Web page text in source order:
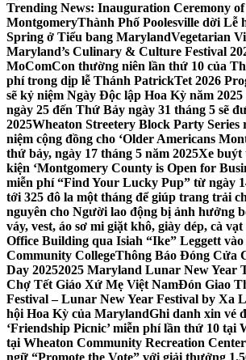
Trending News: Inauguration Ceremony
MontgomeryThành Phố Poolesville dời Lễ
Spring ở Tiểu bang MarylandVegetarian
Maryland’s Culinary & Culture Festival
MoComCon thường niên lần thứ 10 của
phí trong dịp lễ Thánh PatrickTet 2026
sẽ kỷ niệm Ngày Độc lập Hoa Kỳ năm
ngày 25 đến Thứ Bảy ngày 31 tháng 5 sẽ
2025Wheaton Streetery Block Party
niệm cộng đồng cho ‘Older Americans
thứ bảy, ngày 17 tháng 5 năm 2025Xe buýt
kiện ‘Montgomery County is Open for
miễn phí “Find Your Lucky Pup” từ ngày
tới 325 đô la một tháng để giúp trang trải
nguyên cho Người lao động bị ảnh hưởng
váy, vest, áo sơ mi giặt khô, giày dép, cà
Office Building qua Isiah “Ike” Leggett
Community CollegeThông Báo Đóng Cửa
Day 20252025 Maryland Lunar New Year
Chợ Tết Giáo Xứ Mẹ Việt NamĐón Giao
Festival – Lunar New Year Festival by Xa
hội Hoa Kỳ của MarylandGhi danh xin vé
‘Friendship Picnic’ miễn phí lần thứ 10 tại
tại Wheaton Community Recreation